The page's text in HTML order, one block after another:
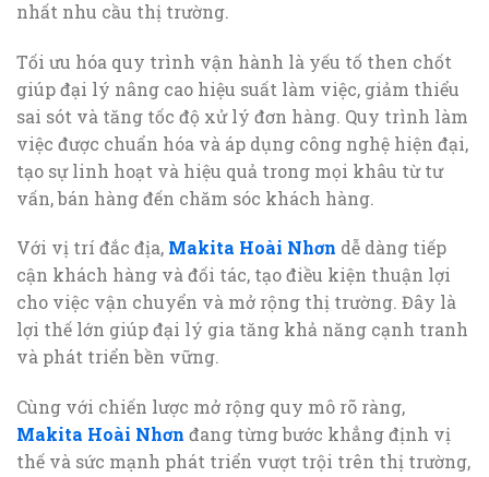
nhất nhu cầu thị trường.
Tối ưu hóa quy trình vận hành là yếu tố then chốt
giúp đại lý nâng cao hiệu suất làm việc, giảm thiểu
sai sót và tăng tốc độ xử lý đơn hàng. Quy trình làm
việc được chuẩn hóa và áp dụng công nghệ hiện đại,
tạo sự linh hoạt và hiệu quả trong mọi khâu từ tư
vấn, bán hàng đến chăm sóc khách hàng.
Với vị trí đắc địa, Makita Hoài Nhơn dễ dàng tiếp
cận khách hàng và đối tác, tạo điều kiện thuận lợi
cho việc vận chuyển và mở rộng thị trường. Đây là
lợi thế lớn giúp đại lý gia tăng khả năng cạnh tranh
và phát triển bền vững.
Cùng với chiến lược mở rộng quy mô rõ ràng,
Makita Hoài Nhơn đang từng bước khẳng định vị
thế và sức mạnh phát triển vượt trội trên thị trường,